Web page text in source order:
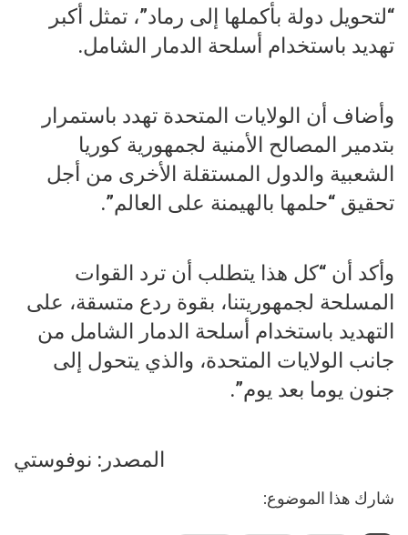
“لتحويل دولة بأكملها إلى رماد”، تمثل أكبر
تهديد باستخدام أسلحة الدمار الشامل.
وأضاف أن الولايات المتحدة تهدد باستمرار
بتدمير المصالح الأمنية لجمهورية كوريا
الشعبية والدول المستقلة الأخرى من أجل
تحقيق “حلمها بالهيمنة على العالم”.
وأكد أن “كل هذا يتطلب أن ترد القوات
المسلحة لجمهوريتنا، بقوة ردع متسقة، على
التهديد باستخدام أسلحة الدمار الشامل من
جانب الولايات المتحدة، والذي يتحول إلى
جنون يوما بعد يوم”.
المصدر: نوفوستي
شارك هذا الموضوع: